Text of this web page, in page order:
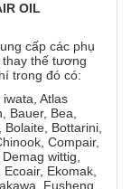
OIL
cấp các phụ
thế tương
trong đó có:
Atlas
Bauer, Bea,
Bolaite, Bottarini,
Compair,
wittig,
Ekomak,
Fusheng,